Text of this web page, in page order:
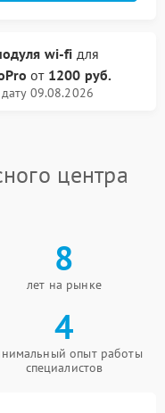
wi-fi для
от 1200 руб.
09.08.2026
центра
8
лет на рынке
4
опыт работы
специалистов